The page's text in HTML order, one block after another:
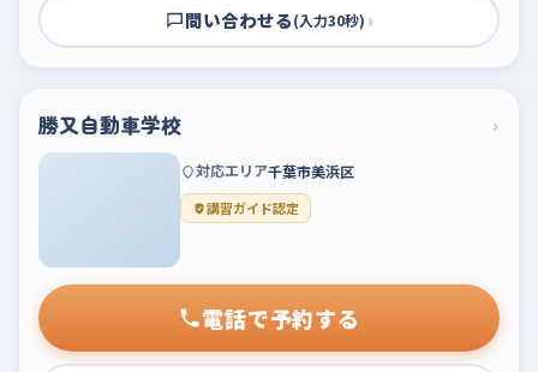
問い合わせる(入力30秒) ›
勝又自動車学校 ›
対応エリア千葉市美浜区
講習ガイド認定
電話で予約する